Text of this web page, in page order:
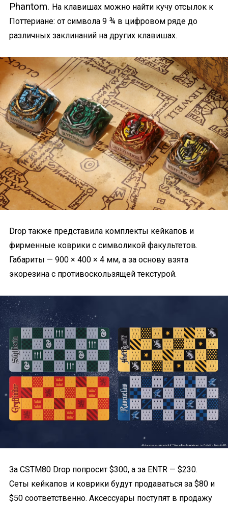
Phantom. На клавишах можно найти кучу отсылок к
Поттериане: от символа 9 ¾ в цифровом ряде до
различных заклинаний на других клавишах.
Drop также представила комплекты кейкапов и
фирменные коврики с символикой факультетов.
Габариты — 900 × 400 × 4 мм, а за основу взята
экорезина с противоскользящей текстурой.
За CSTM80 Drop попросит $300, а за ENTR — $230.
Сеты кейкапов и коврики будут продаваться за $80 и
$50 соответственно. Аксессуары поступят в продажу